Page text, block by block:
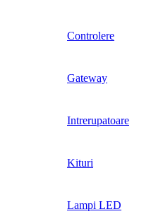
Controlere
Gateway
Intrerupatoare
Kituri
Lampi LED